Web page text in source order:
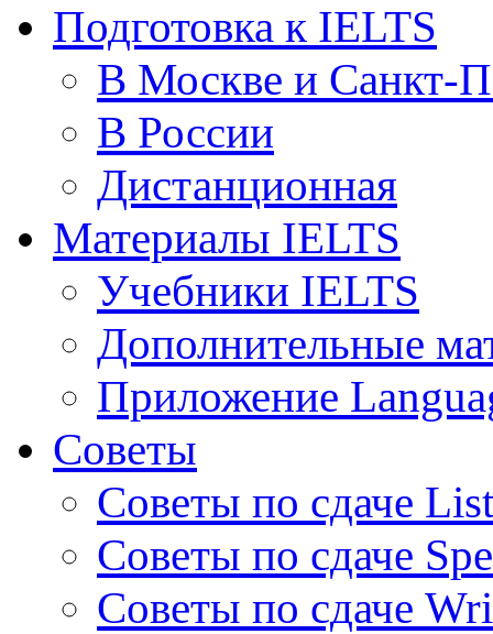
Подготовка к IELTS
В Москве и Санкт-
В России
Дистанционная
Материалы IELTS
Учебники IELTS
Дополнительные
Приложение
Советы
Советы по сдаче
Советы по сдаче
Советы по сдаче